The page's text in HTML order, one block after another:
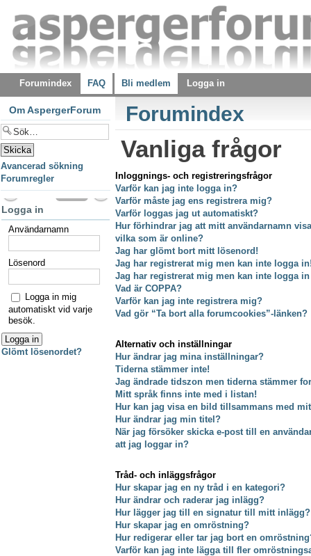
Forumindex FAQ Bli medlem Logga in
Forumindex
Vanliga frågor
Inloggnings- och registreringsfrågor
Varför kan jag inte logga in?
Varför måste jag ens registrera mig?
Varför loggas jag ut automatiskt?
Hur förhindrar jag att mitt användarnamn
vilka som är online?
Jag har glömt bort mitt lösenord!
Jag har registrerat mig men kan inte logga
Jag har registrerat mig men kan inte logga
Vad är COPPA?
Varför kan jag inte registrera mig?
Vad gör “Ta bort alla forumcookies”-länken?
Alternativ och inställningar
Hur ändrar jag mina inställningar?
Tiderna stämmer inte!
Jag ändrade tidszon men tiderna stämmer
Mitt språk finns inte med i listan!
Hur kan jag visa en bild tillsammans med
Hur ändrar jag min titel?
När jag försöker skicka e-post till en
att jag loggar in?
Tråd- och inläggsfrågor
Hur skapar jag en ny tråd i en kategori?
Hur ändrar och raderar jag inlägg?
Hur lägger jag till en signatur till mitt inlägg?
Hur skapar jag en omröstning?
Hur redigerar eller tar jag bort en
Varför kan jag inte lägga till fler
Om AspergerForum
Avancerad sökning
Forumregler
Logga in
Användarnamn
Lösenord
Logga in mig
automatiskt vid varje
besök.
Glömt lösenordet?